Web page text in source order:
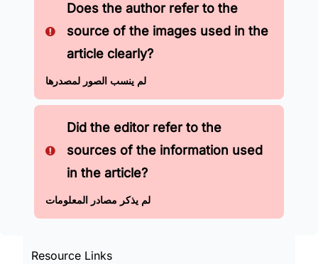
Does the author refer to the
source of the images used in the
article clearly?
لم ينسب الصور لمصدرها
Did the editor refer to the
sources of the information used
in the article?
لم يذكر مصادر المعلومات
Resource Links